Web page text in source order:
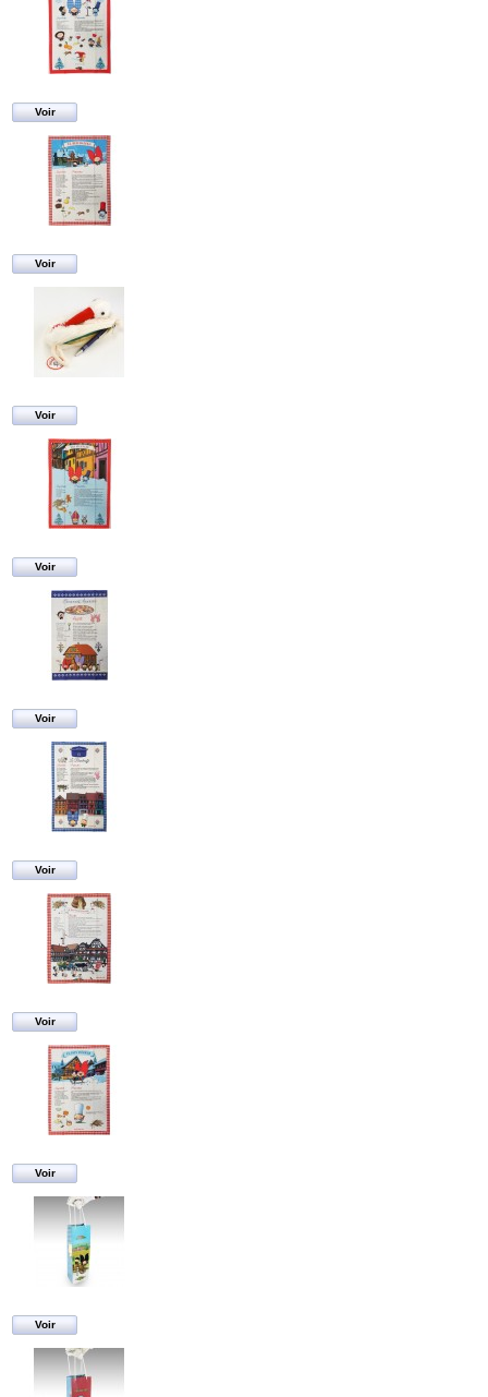
Voir
Voir
Voir
Voir
Voir
Voir
Voir
Voir
Voir